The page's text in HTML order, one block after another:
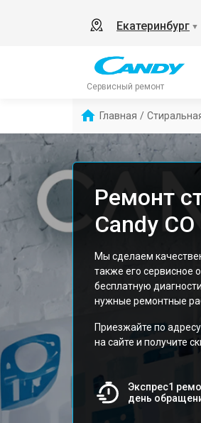
Екатеринбург ▼
Сервисный ремонт
Главная /
Ремонт
Candy
Мы сделаем
также его сервисное
бесплатную
нужные ремонтные
Приезжайте по
на сайте и получите
Экспрес1
день